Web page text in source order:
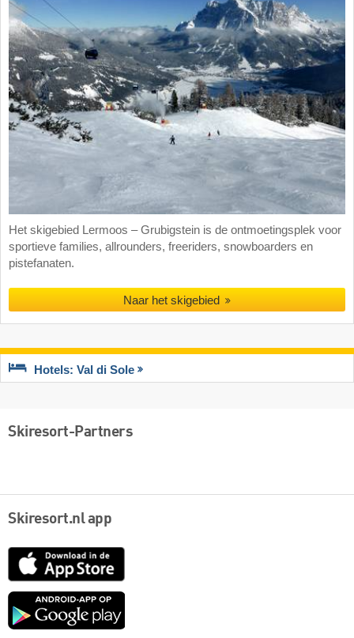
Het skigebied Lermoos – Grubigstein is de ontmoetingsplek voor
sportieve families, allrounders, freeriders, snowboarders en
pistefanaten.
Naar het skigebied
Hotels: Val di Sole
Skiresort-Partners
Skiresort.nl app
App
Google